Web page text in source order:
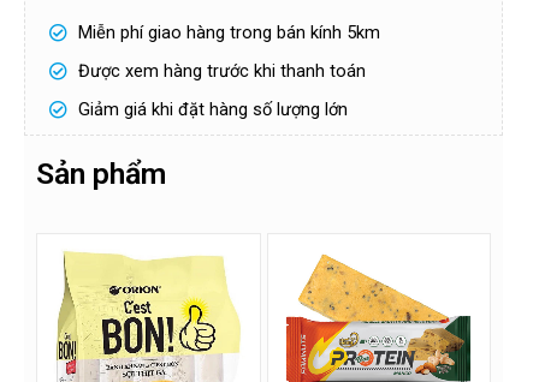
Miễn phí giao hàng trong bán kính 5km
Được xem hàng trước khi thanh toán
Giảm giá khi đặt hàng số lượng lớn
Sản phẩm